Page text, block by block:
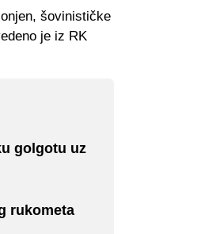
šovinističke
je iz RK
golgotu uz
rukometa